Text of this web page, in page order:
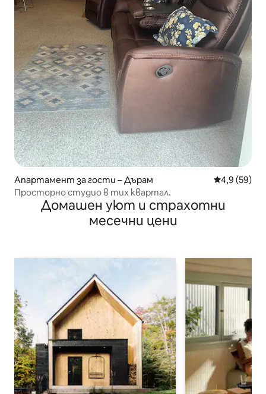
Апартамент за гости – Дърам Средна
4,9 (59)
Просторно студио в тих квартал.
Домашен уют и страхотни
месечни цени